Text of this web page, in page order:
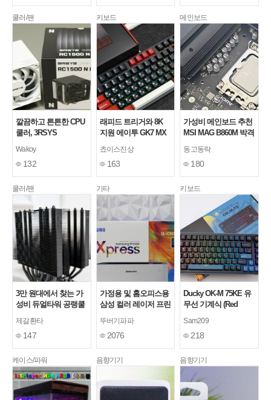
쿨러/팬
깔끔하고 튼튼한 CPU
쿨러, 3RSYS
봉 LITE (화이트)
Wakoy
132
키보드
래피드 트리거와 8K
지원 에이투 GK7 MX
쵸이스진상
163
메인보드
가성비 메인보드 추천
MSI MAG B860M 박격
동고동락
180
쿨러/팬
3만 원대에서 찾는 가
성비 듀얼타워 공랭쿨
RT620 PRO 카본스틸
제갈환타
147
기타
가정용 및 홈오피스용
삼성 컬러 레이저 프린
키지 추천
뚜버기파파
2076
키보드
Ducky OK-M 75KE 유
무선 기계식 (Red
Sam209
218
케이스/파워 음향기기 음향기기